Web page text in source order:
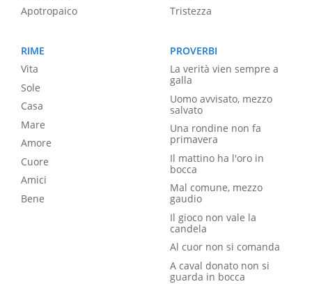
Apotropaico
Tristezza
RIME
Vita
Sole
Casa
Mare
Amore
Cuore
Amici
Bene
PROVERBI
La verità vien sempre a
galla
Uomo avvisato, mezzo
salvato
Una rondine non fa
primavera
Il mattino ha l'oro in
bocca
Mal comune, mezzo
gaudio
Il gioco non vale la
candela
Al cuor non si comanda
A caval donato non si
guarda in bocca